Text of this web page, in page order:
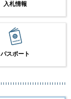
入札情報
パスポート